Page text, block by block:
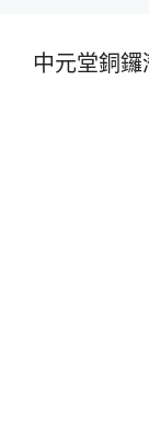
中元堂銅